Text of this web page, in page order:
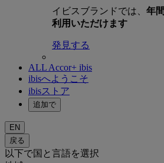
イビスブランドでは、 年
利用いただけます
発見する
ALL Accor+ ibis
ibisへようこそ
ibisストア
追加で
EN
戻る
以下で国と言語を選択